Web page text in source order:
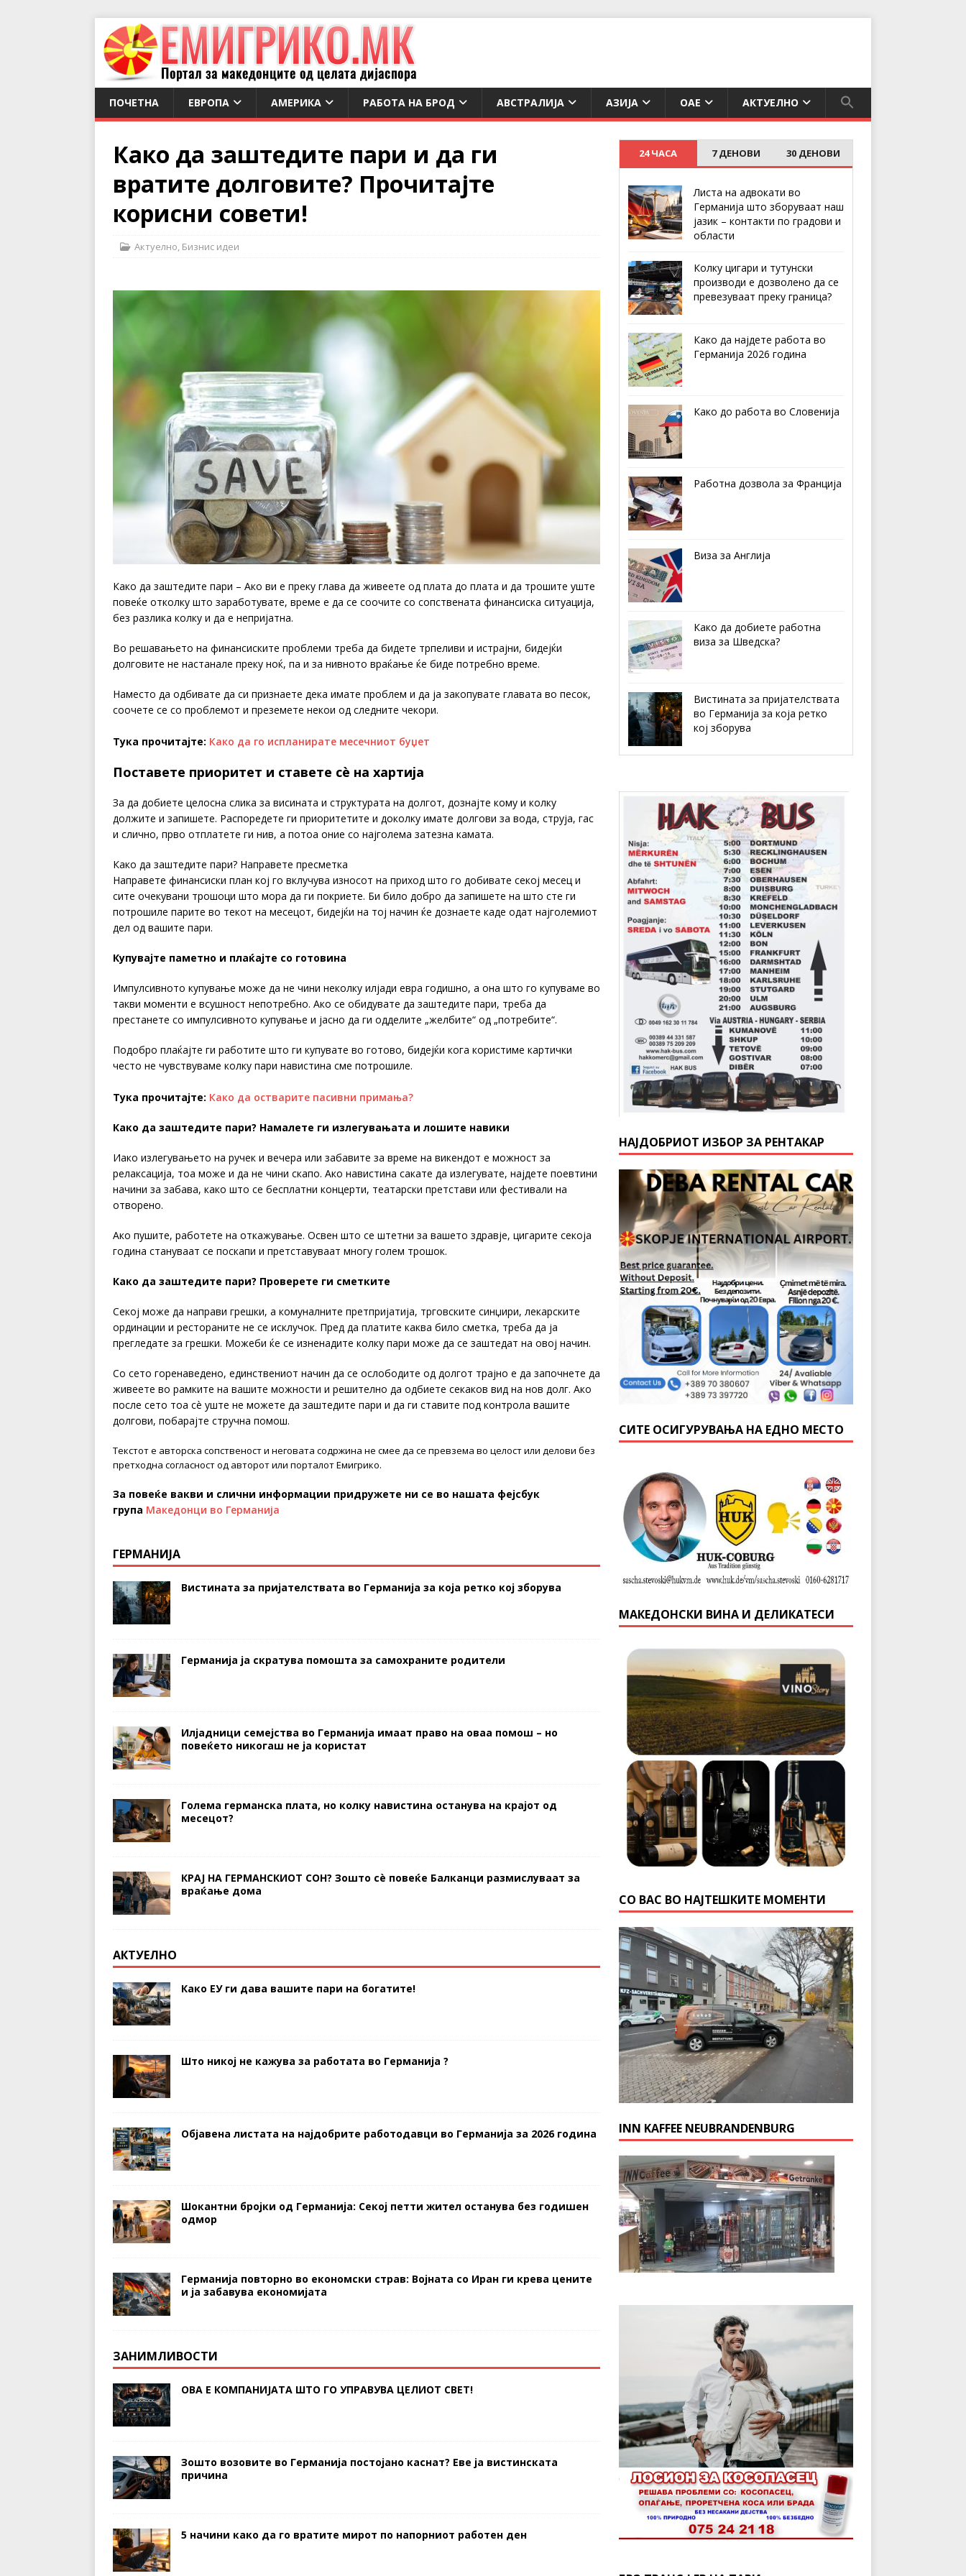
ПОЧЕТНА ЕВРОПА АМЕРИКА РАБОТА НА БРОД АВСТРАЛИЈА АЗИЈА ОАЕ АКТУЕЛНО
Како да заштедите пари и да ги
вратите долговите? Прочитајте
корисни совети!
Актуелно, Бизнис идеи
Како да заштедите пари – Ако ви е преку глава да живеете од плата до плата и да трошите уште
повеќе отколку што заработувате, време е да се соочите со сопствената финансиска ситуација,
без разлика колку и да е непријатна.
Во решавањето на финансиските проблеми треба да бидете трпеливи и истрајни, бидејќи
долговите не настанале преку ноќ, па и за нивното враќање ќе биде потребно време.
Наместо да одбивате да си признаете дека имате проблем и да ја закопувате главата во песок,
соочете се со проблемот и преземете некои од следните чекори.
Тука прочитајте: Како да го испланирате месечниот буџет
Поставете приоритет и ставете сè на хартија
За да добиете целосна слика за висината и структурата на долгот, дознајте кому и колку
должите и запишете. Распоредете ги приоритетите и доколку имате долгови за вода, струја, гас
и слично, прво отплатете ги нив, а потоа оние со најголема затезна камата.
Како да заштедите пари? Направете пресметка
Направете финансиски план кој го вклучува износот на приход што го добивате секој месец и
сите очекувани трошоци што мора да ги покриете. Би било добро да запишете на што сте ги
потрошиле парите во текот на месецот, бидејќи на тој начин ќе дознаете каде одат најголемиот
дел од вашите пари.
Купувајте паметно и плаќајте со готовина
Импулсивното купување може да не чини неколку илјади евра годишно, а она што го купуваме во
такви моменти е всушност непотребно. Ако се обидувате да заштедите пари, треба да
престанете со импулсивното купување и јасно да ги одделите „желбите“ од „потребите“.
Подобро плаќајте ги работите што ги купувате во готово, бидејќи кога користиме картички
често не чувствуваме колку пари навистина сме потрошиле.
Тука прочитајте: Како да остварите пасивни примања?
Како да заштедите пари? Намалете ги излегувањата и лошите навики
Иако излегувањето на ручек и вечера или забавите за време на викендот е можност за
релаксација, тоа може и да не чини скапо. Ако навистина сакате да излегувате, најдете поевтини
начини за забава, како што се бесплатни концерти, театарски претстави или фестивали на
отворено.
Ако пушите, работете на откажување. Освен што се штетни за вашето здравје, цигарите секоја
година стануваат се поскапи и претставуваат многу голем трошок.
Како да заштедите пари? Проверете ги сметките
Секој може да направи грешки, а комуналните претпријатија, трговските синџири, лекарските
ординации и рестораните не се исклучок. Пред да платите каква било сметка, треба да ја
прегледате за грешки. Можеби ќе се изненадите колку пари може да се заштедат на овој начин.
Со сето горенаведено, единствениот начин да се ослободите од долгот трајно е да започнете да
живеете во рамките на вашите можности и решително да одбиете секаков вид на нов долг. Ако
после сето тоа сè уште не можете да заштедите пари и да ги ставите под контрола вашите
долгови, побарајте стручна помош.
Текстот е авторска сопственост и неговата содржина не смее да се превзема во целост или делови без
претходна согласност од авторот или порталот Емигрико.
За повеќе вакви и слични информации придружете ни се во нашата фејсбук
група Македонци во Германија
ГЕРМАНИЈА
Вистината за пријателствата во Германија за која ретко кој зборува
Германија ја скратува помошта за самохраните родители
Илјадници семејства во Германија имаат право на оваа помош – но
повеќето никогаш не ја користат
Голема германска плата, но колку навистина останува на крајот од
месецот?
КРАЈ НА ГЕРМАНСКИОТ СОН? Зошто сè повеќе Балканци размислуваат за
враќање дома
АКТУЕЛНО
Како ЕУ ги дава вашите пари на богатите!
Што никој не кажува за работата во Германија ?
Објавена листата на најдобрите работодавци во Германија за 2026 година
Шокантни бројки од Германија: Секој петти жител останува без годишен
одмор
Германија повторно во економски страв: Војната со Иран ги крева цените
и ја забавува економијата
ЗАНИМЛИВОСТИ
ОВА Е КОМПАНИЈАТА ШТО ГО УПРАВУВА ЦЕЛИОТ СВЕТ!
Зошто возовите во Германија постојано каснат? Еве ја вистинската
причина
5 начини како да го вратите мирот по напорниот работен ден
24 ЧАСА 7 ДЕНОВИ 30 ДЕНОВИ
Листа на адвокати во
Германија што зборуваат наш
јазик – контакти по градови и
области
Колку цигари и тутунски
производи е дозволено да се
превезуваат преку граница?
Како да најдете работа во
Германија 2026 година
Како до работа во Словенија
Работна дозвола за Франција
Виза за Англија
Како да добиете работна
виза за Шведска?
Вистината за пријателствата
во Германија за која ретко
кој зборува
НАЈДОБРИОТ ИЗБОР ЗА РЕНТАКАР
СИТЕ ОСИГУРУВАЊА НА ЕДНО МЕСТО
МАКЕДОНСКИ ВИНА И ДЕЛИКАТЕСИ
СО ВАС ВО НАЈТЕШКИТЕ МОМЕНТИ
INN KAFFEE NEUBRANDENBURG